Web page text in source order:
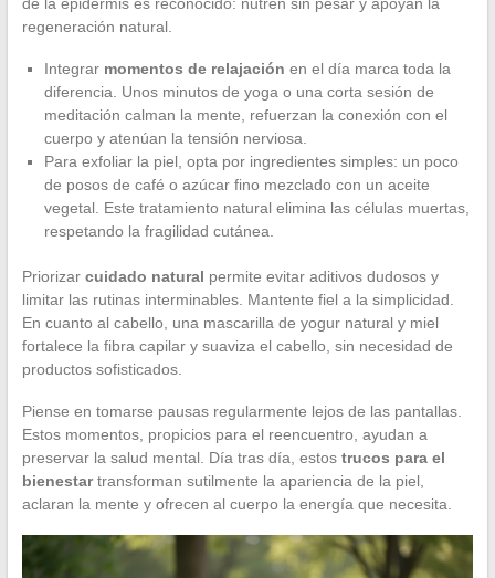
regeneración natural.
Integrar momentos de relajación en el día marca toda la
diferencia. Unos minutos de yoga o una corta sesión de
meditación calman la mente, refuerzan la conexión con el
cuerpo y atenúan la tensión nerviosa.
Para exfoliar la piel, opta por ingredientes simples: un poco
de posos de café o azúcar fino mezclado con un aceite
vegetal. Este tratamiento natural elimina las células muertas,
respetando la fragilidad cutánea.
Priorizar cuidado natural permite evitar aditivos dudosos y
limitar las rutinas interminables. Mantente fiel a la simplicidad.
En cuanto al cabello, una mascarilla de yogur natural y miel
fortalece la fibra capilar y suaviza el cabello, sin necesidad de
productos sofisticados.
Piense en tomarse pausas regularmente lejos de las pantallas.
Estos momentos, propicios para el reencuentro, ayudan a
preservar la salud mental. Día tras día, estos trucos para el
bienestartransforman sutilmente la apariencia de la piel,
aclaran la mente y ofrecen al cuerpo la energía que necesita.